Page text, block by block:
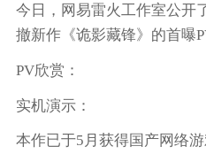
今日，网易雷火工作室公开
撤新作《诡影藏锋》的首曝
PV欣赏：
实机演示：
本作已于5月获得国产网络